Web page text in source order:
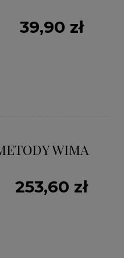
39,90 zł
WIMA
253,60 zł